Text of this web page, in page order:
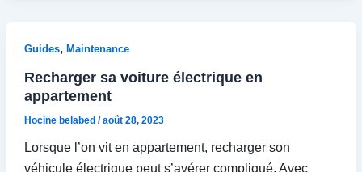
Guides, Maintenance
Recharger sa voiture électrique en
appartement
Hocine belabed /août 28, 2023
Lorsque l’on vit en appartement, recharger son
véhicule électrique peut s’avérer compliqué. Avec